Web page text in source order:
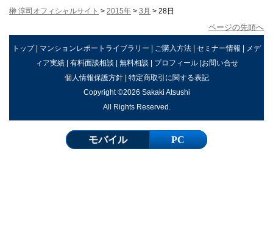
榊 淳司オフィシャルサイト > 2015年 > 3月 > 28日
ページの先頭へ
トップ| マンションレポートライブラリー | ご購入方法 | セミナー情報 | メデ
ィア実績| 有料面談相談 | 無料相談 | プロフィール|お問い合せ
個人情報保護方針| 特定商取引に関する表記
Copyright ©2026 Sakaki Atsushi
All Rights Reserved.
モバイル PC